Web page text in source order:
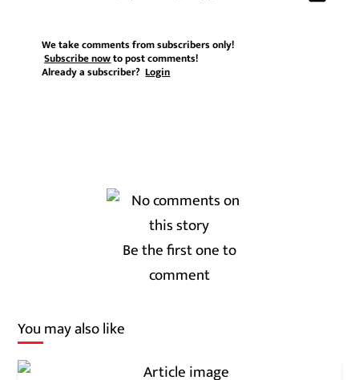
We take comments from subscribers only!
Subscribe nowto post comments!
Already a subscriber?Login
Be the first one to
comment
You may also like